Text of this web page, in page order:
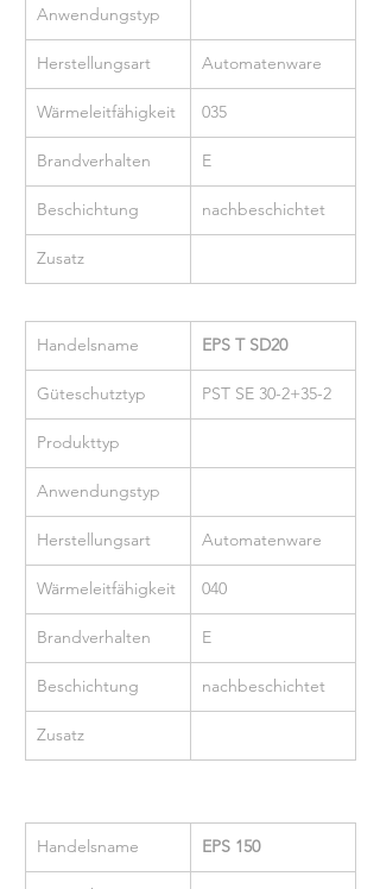
Anwendungstyp
Herstellungsart Automatenware
Wärmeleitfähigkeit 035
Brandverhalten E
Beschichtung nachbeschichtet
Zusatz
Handelsname EPS T SD20
Güteschutztyp PST SE 30-2+35-2
Produkttyp
Anwendungstyp
Herstellungsart Automatenware
Wärmeleitfähigkeit 040
Brandverhalten E
Beschichtung nachbeschichtet
Zusatz
Handelsname EPS 150